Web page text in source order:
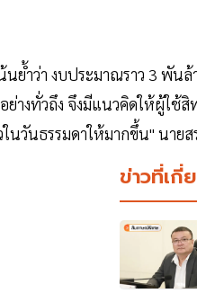
นย้ำว่า งบประมาณราว 3 พัน
ย่างทั่วถึง จึงมีแนวคิดให้ผู้ใช้
ในวันธรรมดาให้มากขึ้น" นายส
ข่าวที่เกี่